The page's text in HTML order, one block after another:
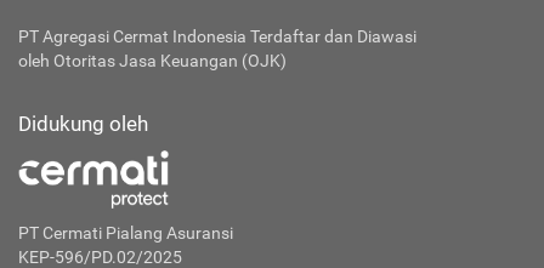
PT Agregasi Cermat Indonesia Terdaftar dan Diawasi
oleh Otoritas Jasa Keuangan (OJK)
Didukung oleh
PT Cermati Pialang Asuransi
KEP-596/PD.02/2025